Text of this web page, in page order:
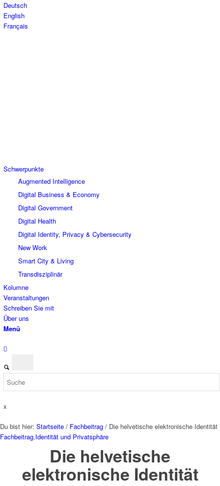
Deutsch
English
Français
Schwerpunkte
Augmented Intelligence
Digital Business & Economy
Digital Government
Digital Health
Digital Identity, Privacy & Cybersecurity
New Work
Smart City & Living
Transdisziplinär
Kolumne
Veranstaltungen
Schreiben Sie mit
Über uns
Menü
x
Du bist hier: Startseite / Fachbeitrag / Die helvetische elektronische Identität
Fachbeitrag,Identität und Privatsphäre
Die helvetische
elektronische Identität